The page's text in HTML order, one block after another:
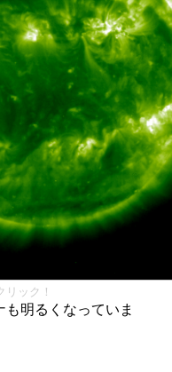
ック！
明るくなっていま